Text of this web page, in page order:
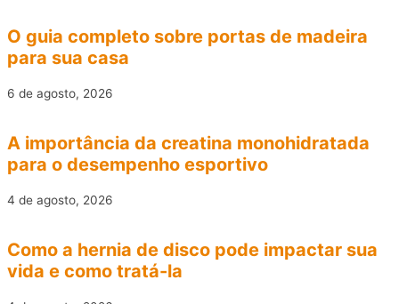
O guia completo sobre portas de madeira
para sua casa
6 de agosto, 2026
A importância da creatina monohidratada
para o desempenho esportivo
4 de agosto, 2026
Como a hernia de disco pode impactar sua
vida e como tratá-la